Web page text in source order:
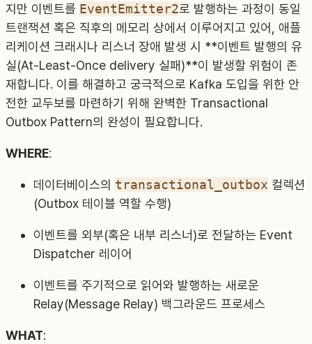
지만 이벤트를 EventEmitter2로 발행하는 과정이 동일
트랜잭션 혹은 직후의 메모리 상에서 이루어지고 있어, 애플
리케이션 크래시나 리스너 장애 발생 시 **이벤트 발행의 유
실(At-Least-Once delivery 실패)**이 발생할 위험이 존
재합니다. 이를 해결하고 궁극적으로 Kafka 도입을 위한 안
전한 교두보를 마련하기 위해 완벽한 Transactional
Outbox Pattern의 완성이 필요합니다.
WHERE:
데이터베이스의 transactional_outbox 컬렉션
(Outbox 테이블 역할 수행)
이벤트를 외부(혹은 내부 리스너)로 전달하는 Event
Dispatcher 레이어
이벤트를 주기적으로 읽어와 발행하는 새로운
Relay(Message Relay) 백그라운드 프로세스
WHAT: